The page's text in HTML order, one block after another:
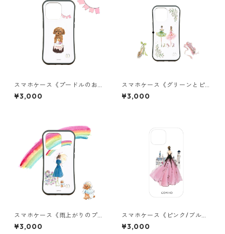
スマホケース《プードルのお
誕生日》グリップ
¥3,000
スマホケース《グリーンとピ
ンクのバレリーナ》グリップ
¥3,000
スマホケース《雨上がりのプ
ードル》グリップ
¥3,000
スマホケース《ピンク/ブルー/
イエロー/ブラック/レッド/グ
リーンドレス》クリア
¥3,000